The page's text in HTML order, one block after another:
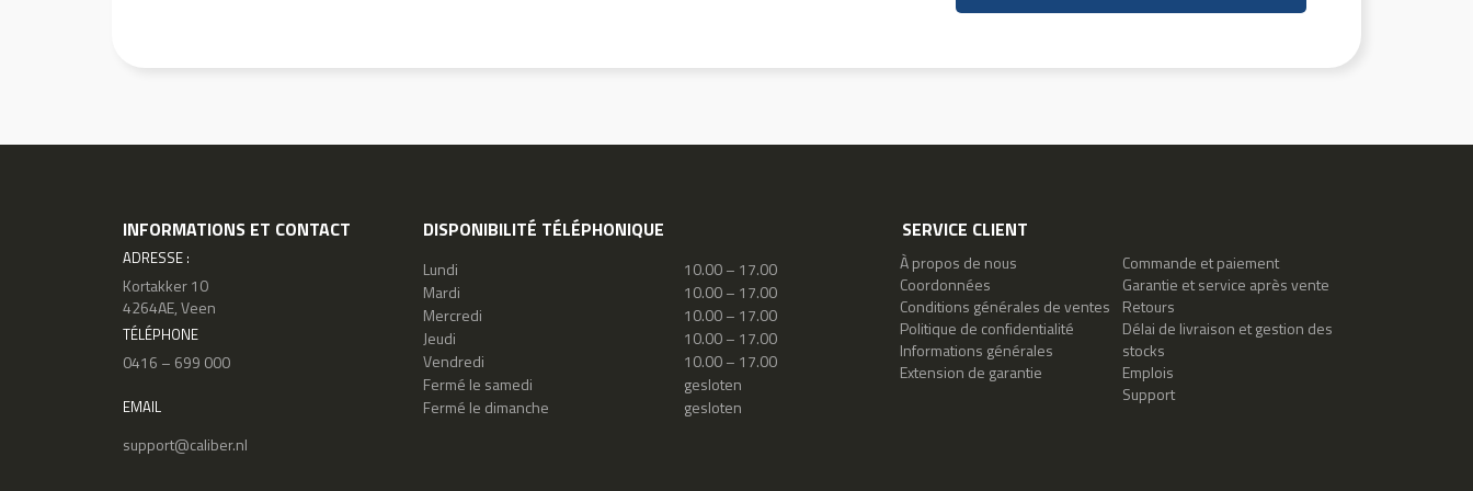
INFORMATIONS ET CONTACT
ADRESSE :
Kortakker 10
4264AE, Veen
TÉLÉPHONE
0416 – 699 000
EMAIL
support@caliber.nl
DISPONIBILITÉ TÉLÉPHONIQUE
Lundi
10.00 – 17.00
Mardi
10.00 – 17.00
Mercredi
10.00 – 17.00
Jeudi
10.00 – 17.00
Vendredi
10.00 – 17.00
Fermé le samedi
gesloten
Fermé le dimanche
gesloten
SERVICE CLIENT
À propos de nous
Coordonnées
Conditions générales de ventes
Politique de confidentialité
Informations générales
Extension de garantie
Commande et paiement
Garantie et service après vente
Retours
Délai de livraison et gestion des
stocks
Emplois
Support